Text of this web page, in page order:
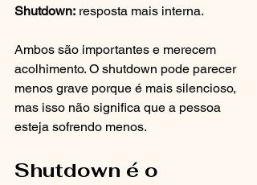
Shutdown: resposta mais interna.
Ambos são importantes e merecem
acolhimento. O shutdown pode parecer
menos grave porque é mais silencioso,
mas isso não significa que a pessoa
esteja sofrendo menos.
Shutdown é o